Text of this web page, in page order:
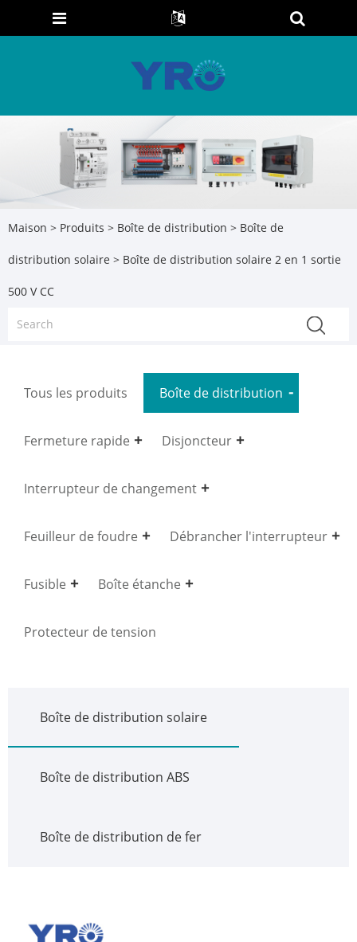
Maison > Produits > Boîte de distribution > Boîte de
distribution solaire > Boîte de distribution solaire 2 en 1 sortie
500 V CC
Tous les produits Boîte de distribution
Fermeture rapide Disjoncteur
Interrupteur de changement
Feuilleur de foudre Débrancher l'interrupteur
Fusible Boîte étanche
Protecteur de tension
Boîte de distribution solaire
Boîte de distribution ABS
Boîte de distribution de fer